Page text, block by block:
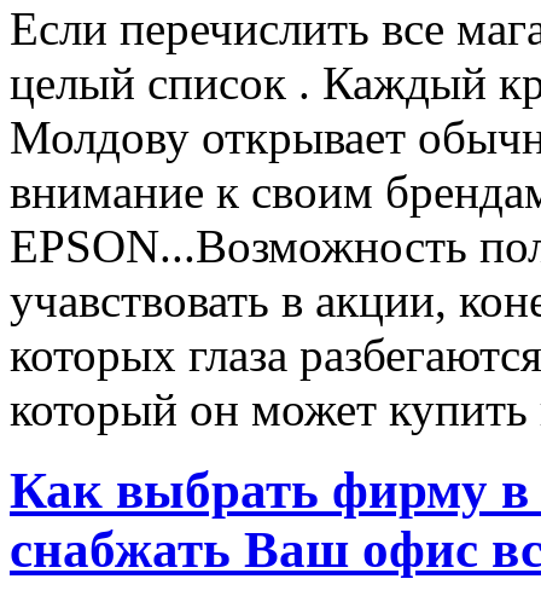
Если перечислить все
целый список . Каждый
Молдову открывает
внимание к своим
EPSON...Возможность
учавствовать в акции,
которых глаза
который он может купить
Как выбрать фирму в
снабжать Ваш офис